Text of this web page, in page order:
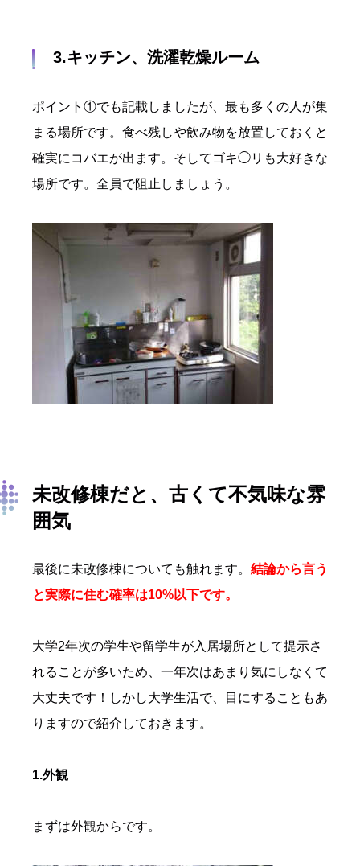
3.キッチン、洗濯乾燥ルーム
ポイント①でも記載しましたが、最も多くの人が集
まる場所です。食べ残しや飲み物を放置しておくと
確実にコバエが出ます。そしてゴキ◯リも大好きな
場所です。全員で阻止しましょう。
未改修棟だと、古くて不気味な雰
囲気
最後に未改修棟についても触れます。 結論から言う
と実際に住む確率は10%以下です。
大学2年次の学生や留学生が入居場所として提示さ
れることが多いため、一年次はあまり気にしなくて
大丈夫です！しかし大学生活で、目にすることもあ
りますので紹介しておきます。
1.外観
まずは外観からです。